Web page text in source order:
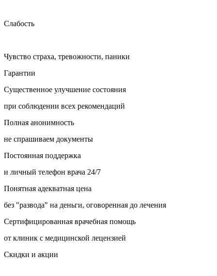
Слабость
Чувство страха, тревожности, паники
Гарантии
Существенное улучшение состояния
при соблюдении всех рекомендаций
Полная анонимность
не спрашиваем документы
Постоянная поддержка
и личный телефон врача 24/7
Понятная адекватная цена
без "развода" на деньги, оговоренная до лечения
Сертифицированная врачебная помощь
от клиник с медицинской лецензией
Скидки и акции